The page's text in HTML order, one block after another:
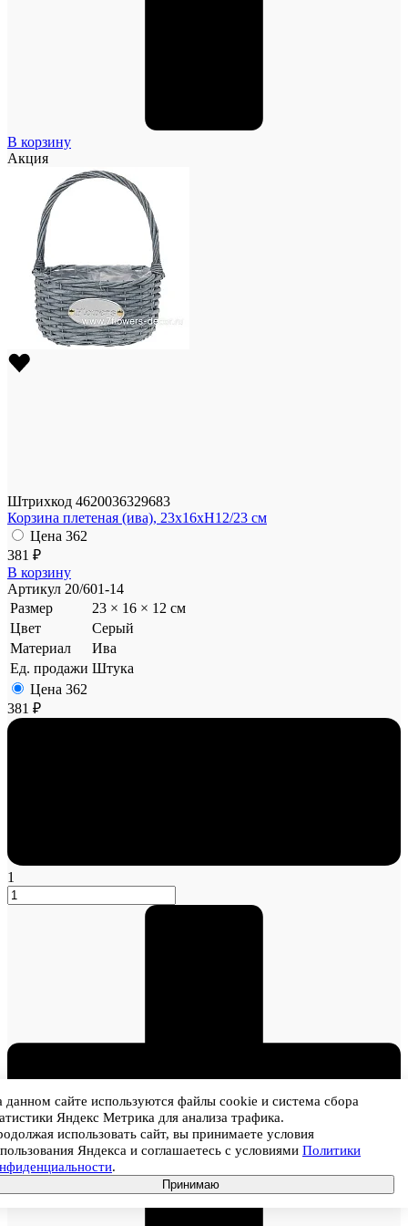
В корзину
Акция
Штрихкод 4620036329683
Корзина плетеная (ива), 23x16xH12/23 см
Цена 362
381 ₽
В корзину
Артикул 20/601-14
Размер
23 × 16 × 12 см
Цвет
Серый
Материал
Ива
Ед. продажи Штука
Цена 362
381 ₽
1
данном сайте используются файлы cookie и система сбора
Яндекс Метрика для анализа трафика.
использовать сайт, вы принимаете условия
Яндекса и соглашаетесь с условиями Политики
.
Принимаю